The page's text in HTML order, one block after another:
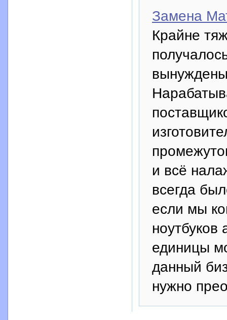
Замена
Крайне
и всё
всегда
если мы
ноутбуков
единицы
данный
нужно